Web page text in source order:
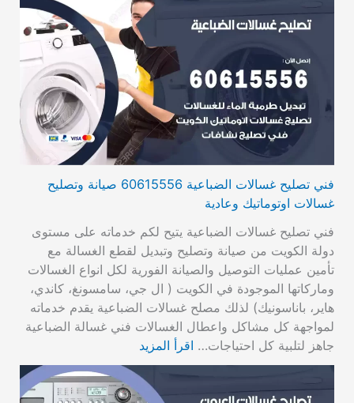
فني تصليح غسالات الضباعية 60615556 صيانة وتصليح
غسالات اوتوماتيك وعادية
فني تصليح غسالات الضباعية يتيح لكم خدماته على مستوى
دولة الكويت من صيانة وتصليح وتبديل لقطع الغسالة مع
تأمين عمليات التوصيل والصيانة الفورية لكل انواع الغسالات
وماركاتها الموجودة في الكويت ( ال جي، سامسونغ، كاندي،
هاير، باناسونيك) لذلك مصلح غسالات الضباعية يقدم خدماته
لمواجهة كل مشاكل واعطال الغسالات فني غسالة الضباعية
جاهز لتلبية كل احتياجات… اقرأ المزيد